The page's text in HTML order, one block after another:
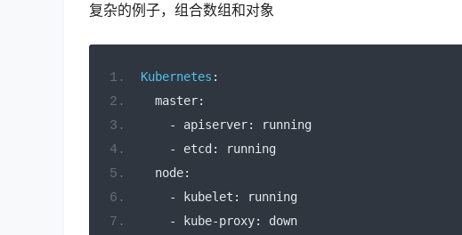
复杂的例子，组合数组和对象
Kubernetes :
  master
:
- apiserver:
running
- etcd :
running
  node
:
- kubelet :
running
- kube-proxy:
down